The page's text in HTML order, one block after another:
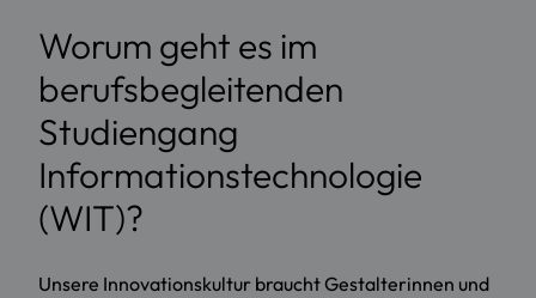
Worum geht es im
berufsbegleitenden
Studiengang
Informationstechnologie
(WIT)?
Unsere Innovationskultur braucht Gestalterinnen und